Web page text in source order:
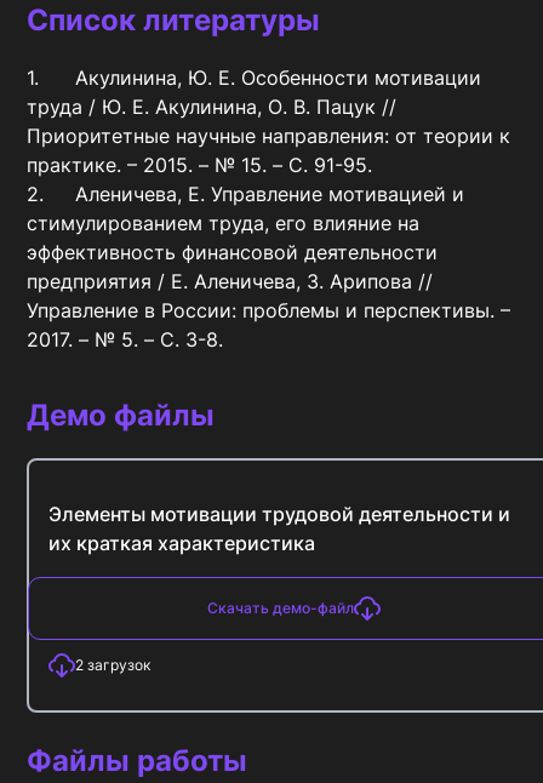
Список литературы
1.	Акулинина, Ю. Е. Особенности мотивации
труда / Ю. Е. Акулинина, О. В. Пацук //
Приоритетные научные направления: от теории к
практике. – 2015. – № 15. – С. 91-95.
2.	Аленичева, Е. Управление мотивацией и
стимулированием труда, его влияние на
эффективность финансовой деятельности
предприятия / Е. Аленичева, З. Арипова //
Управление в России: проблемы и перспективы. –
2017. – № 5. – С. 3-8.
Демо файлы
Элементы мотивации трудовой деятельности и
их краткая характеристика
Скачать демо-файл
2 загрузок
Файлы работы